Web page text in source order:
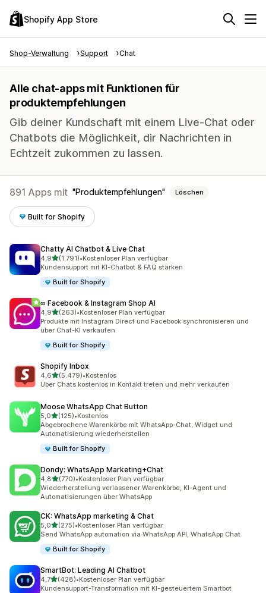
Shopify App Store
Shop-Verwaltung Support Chat
Alle chat-apps mit Funktionen für
produktempfehlungen
Gib deiner Kundschaft mit einem Live-Chat oder
Chatbots die Möglichkeit, dir Nachrichten in
Echtzeit zukommen zu lassen.
891 Apps mit Produktempfehlungen Löschen
Built for Shopify
Chatty AI Chatbot & Live Chat
4,9von 5 Sternen
(1.791)
1791 Rezensionen insgesamt
•Kostenloser Plan verfügbar
Kundensupport mit KI-Chatbot & FAQ stärken
Built for Shopify
∞ Facebook & Instagram Shop AI
4,9von 5 Sternen
(263)
263 Rezensionen insgesamt
•Kostenloser Plan verfügbar
Produkte mit Instagram Direct und Facebook synchronisieren und
über Chat-KI verkaufen
Built for Shopify
Shopify Inbox
4,6von 5 Sternen
(5.479)
5479 Rezensionen insgesamt
•Kostenlos
Über Chats kostenlos in Kontakt treten und mehr verkaufen
Moose WhatsApp Chat Button
5,0von 5 Sternen
(125)
125 Rezensionen insgesamt
•Kostenlos
Abgebrochene Warenkörbe mit WhatsApp-Chat, Widget und
Automatisierung wiederherstellen
Built for Shopify
Dondy: WhatsApp Marketing+Chat
4,8von 5 Sternen
(770)
770 Rezensionen insgesamt
•Kostenloser Plan verfügbar
Wiederherstellung verlassener Warenkörbe, KI-Agent und
Automatisierungen über WhatsApp
CK: WhatsApp marketing & Chat
5,0von 5 Sternen
(275)
275 Rezensionen insgesamt
•Kostenloser Plan verfügbar
Send WhatsApp automation via WhatsApp API, WhatsApp Chat
Built for Shopify
SmartBot: Leading AI Chatbot
4,7von 5 Sternen
(428)
428 Rezensionen insgesamt
•Kostenloser Plan verfügbar
Kundensupport-Transformation mit KI-gesteuertem Smartbot